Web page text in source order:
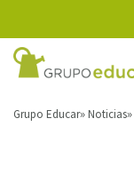
Grupo Educar Noticias